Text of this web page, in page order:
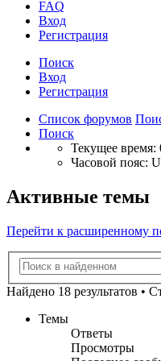
FAQ
Вход
Регистрация
Поиск
Вход
Регистрация
Список форумов
Поиск
Текущее время:
Часовой пояс:
Активные темы
Перейти к расширенному
Найдено 18 результатов •
Темы
Ответы
Просмотры